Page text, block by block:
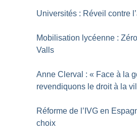
Universités : Réveil contre
Mobilisation lycéenne :
Valls
Anne Clerval : « Face à la
revendiquons le droit à la
Réforme de l’IVG en
choix